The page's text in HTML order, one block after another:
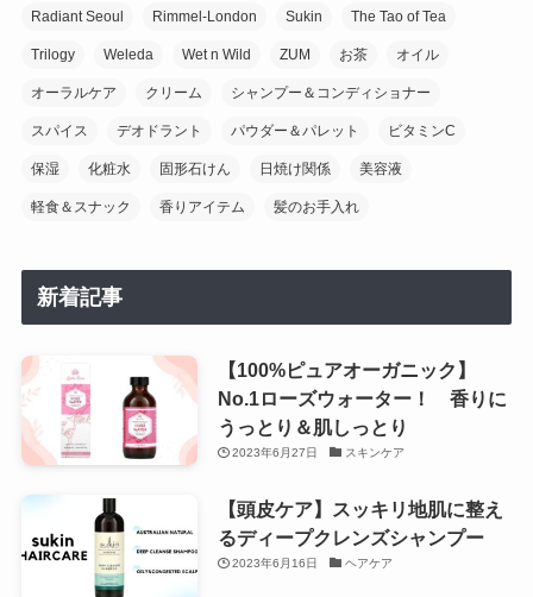
Radiant Seoul Rimmel-London Sukin The Tao of Tea
Trilogy Weleda Wet n Wild ZUM お茶 オイル
オーラルケア クリーム シャンプー＆コンディショナー
スパイス デオドラント パウダー＆パレット ビタミンC
保湿 化粧水 固形石けん 日焼け関係 美容液
軽食＆スナック 香りアイテム 髪のお手入れ
新着記事
【100%ピュアオーガニック】
No.1ローズウォーター！ 香りに
うっとり＆肌しっとり
2023年6月27日 スキンケア
【頭皮ケア】スッキリ地肌に整え
るディープクレンズシャンプー
2023年6月16日 ヘアケア